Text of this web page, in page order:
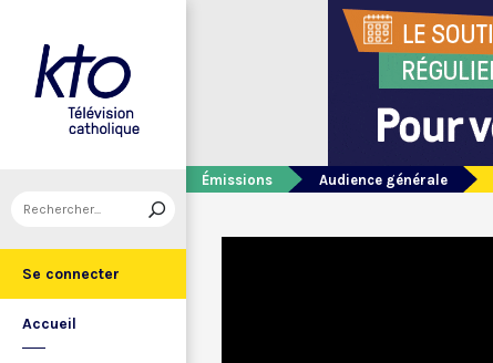
Se connecter
Accueil
Émissions Audience générale